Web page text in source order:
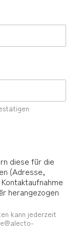
diese für die
(Adresse,
herangezogen
kann jederzeit